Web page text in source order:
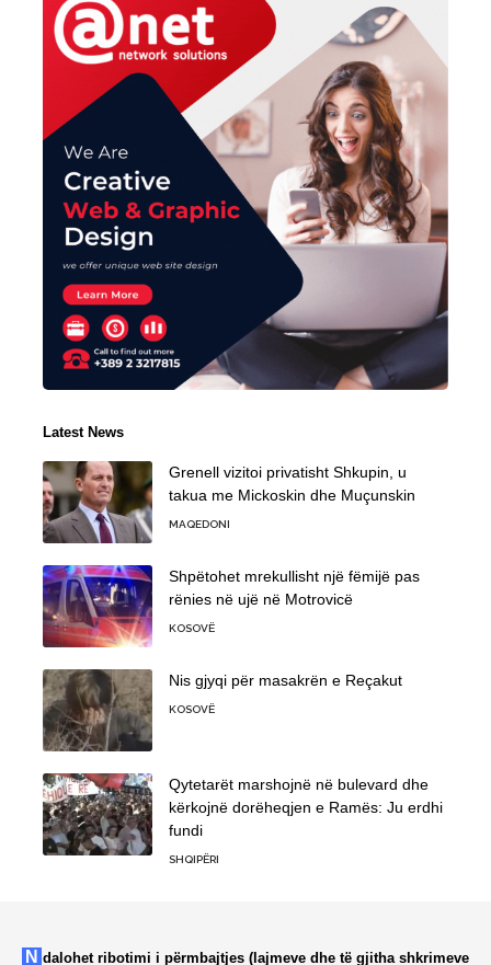
Latest News
Grenell vizitoi privatisht Shkupin, u
takua me Mickoskin dhe Muçunskin
MAQEDONI
Shpëtohet mrekullisht një fëmijë pas
rënies në ujë në Motrovicë
KOSOVË
Nis gjyqi për masakrën e Reçakut
KOSOVË
Qytetarët marshojnë në bulevard dhe
kërkojnë dorëheqjen e Ramës: Ju erdhi
fundi
SHQIPËRI
Ndalohet ribotimi i përmbajtjes (lajmeve dhe të gjitha shkrimeve